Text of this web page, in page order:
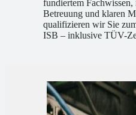
Wir machen Sie fit für
fundiertem Fachwissen,
Betreuung und klaren
qualifizieren wir Sie